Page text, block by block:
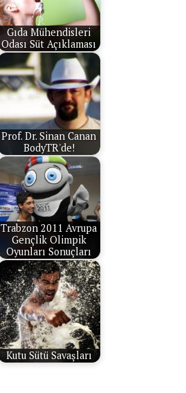
Gıda Mühendisleri
Odası Süt Açıklaması
Prof. Dr. Sinan Canan
BodyTR'de!
Trabzon 2011 Avrupa
Gençlik Olimpik
Oyunları Sonuçları
Kutu Sütü Savaşları